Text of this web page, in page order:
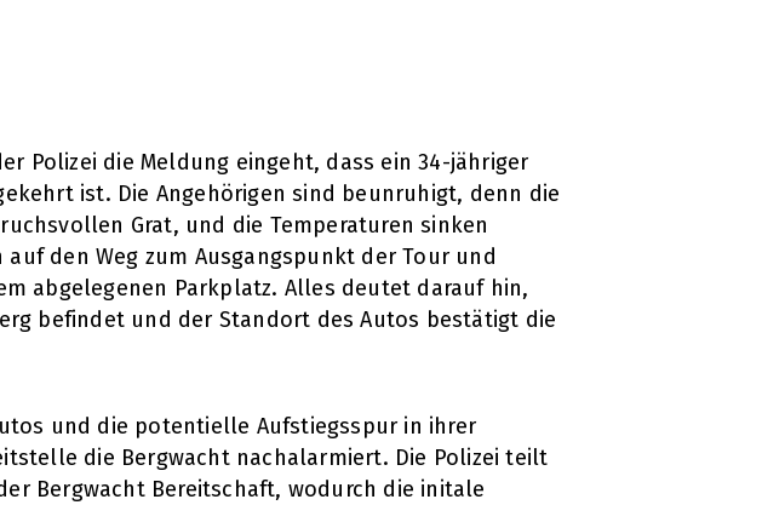
Polizei die Meldung eingeht, dass ein 34-jähriger
ist. Die Angehörigen sind beunruhigt, denn die
Grat, und die Temperaturen sinken
den Weg zum Ausgangspunkt der Tour und
abgelegenen Parkplatz. Alles deutet darauf hin,
befindet und der Standort des Autos bestätigt die
und die potentielle Aufstiegsspur in ihrer
die Bergwacht nachalarmiert. Die Polizei teilt
Bergwacht Bereitschaft, wodurch die initale